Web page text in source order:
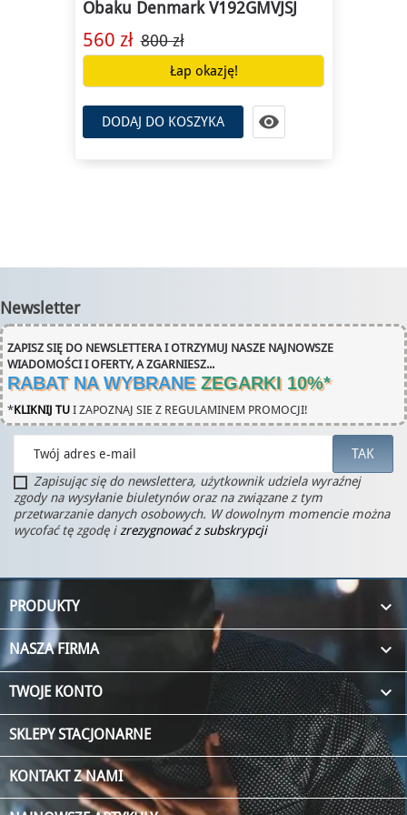
Obaku Denmark V192GMVJSJ
560 zł 800 zł
Łap okazję!
DODAJ DO KOSZYKA 
Newsletter
ZAPISZ SIĘ DO NEWSLETTERA I OTRZYMUJ NASZE NAJNOWSZE
WIADOMOŚCI I OFERTY, A ZGARNIESZ...
RABAT NA WYBRANE ZEGARKI 10%*
*KLIKNIJ TU I ZAPOZNAJ SIE Z REGULAMINEM PROMOCJI!
Zapisując się do newslettera, użytkownik udziela wyraźnej
zgody na wysyłanie biuletynów oraz na związane z tym
przetwarzanie danych osobowych. W dowolnym momencie można
wycofać tę zgodę izrezygnować z subskrypcji
PRODUKTY 
NASZA FIRMA 
TWOJE KONTO 
SKLEPY STACJONARNE
KONTAKT Z NAMI